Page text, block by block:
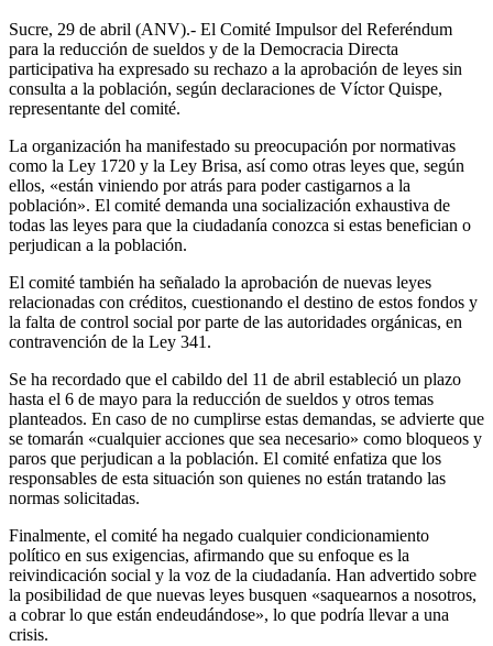
Sucre, 29 de abril (ANV).- El Comité Impulsor del Referéndum
para la reducción de sueldos y de la Democracia Directa
participativa ha expresado su rechazo a la aprobación de leyes sin
consulta a la población, según declaraciones de Víctor Quispe,
representante del comité.
La organización ha manifestado su preocupación por normativas
como la Ley 1720 y la Ley Brisa, así como otras leyes que, según
ellos, «están viniendo por atrás para poder castigarnos a la
población». El comité demanda una socialización exhaustiva de
todas las leyes para que la ciudadanía conozca si estas benefician o
perjudican a la población.
El comité también ha señalado la aprobación de nuevas leyes
relacionadas con créditos, cuestionando el destino de estos fondos y
la falta de control social por parte de las autoridades orgánicas, en
contravención de la Ley 341.
Se ha recordado que el cabildo del 11 de abril estableció un plazo
hasta el 6 de mayo para la reducción de sueldos y otros temas
planteados. En caso de no cumplirse estas demandas, se advierte que
se tomarán «cualquier acciones que sea necesario» como bloqueos y
paros que perjudican a la población. El comité enfatiza que los
responsables de esta situación son quienes no están tratando las
normas solicitadas.
Finalmente, el comité ha negado cualquier condicionamiento
político en sus exigencias, afirmando que su enfoque es la
reivindicación social y la voz de la ciudadanía. Han advertido sobre
la posibilidad de que nuevas leyes busquen «saquearnos a nosotros,
a cobrar lo que están endeudándose», lo que podría llevar a una
crisis.